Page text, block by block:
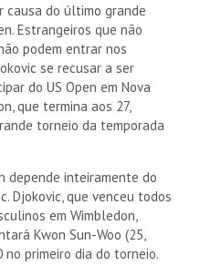
causa do último grande
Estrangeiros que não
podem entrar nos
se recusar a ser
do US Open em Nova
que termina aos 27,
torneio da temporada
depende inteiramente do
Djokovic, que venceu todos
em Wimbledon,
Kwon Sun-Woo (25,
no primeiro dia do torneio.